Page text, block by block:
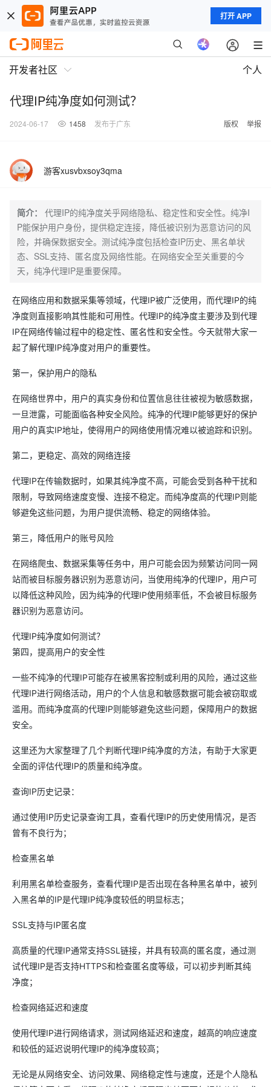
打开 APP
开发者社区 个人
代理IP纯净度如何测试？
2024-06-17 1458 发布于广东 版权 举报
游客xusvbxsoy3qma
简介：
代理IP的纯净度关乎网络隐私、稳定性和安全性。纯净I
P能保护用户身份，提供稳定连接，降低被识别为恶意访问的风
险，并确保数据安全。测试纯净度包括检查IP历史、黑名单状
态、SSL支持、匿名度及网络性能。在网络安全至关重要的今
天，纯净代理IP是重要保障。
在网络应用和数据采集等领域，代理IP被广泛使用，而代理IP的纯
净度则直接影响其性能和可用性。代理IP的纯净度主要涉及到代理
IP在网络传输过程中的稳定性、匿名性和安全性。今天就带大家一
起了解代理IP纯净度对用户的重要性。
第一，保护用户的隐私
在网络世界中，用户的真实身份和位置信息往往被视为敏感数据，
一旦泄露，可能面临各种安全风险。纯净的代理IP能够更好的保护
用户的真实IP地址，使得用户的网络使用情况难以被追踪和识别。
第二，更稳定、高效的网络连接
代理IP在传输数据时，如果其纯净度不高，可能会受到各种干扰和
限制，导致网络速度变慢、连接不稳定。而纯净度高的代理IP则能
够避免这些问题，为用户提供流畅、稳定的网络体验。
第三，降低用户的账号风险
在网络爬虫、数据采集等任务中，用户可能会因为频繁访问同一网
站而被目标服务器识别为恶意访问，当使用纯净的代理IP，用户可
以降低这种风险，因为纯净的代理IP使用频率低，不会被目标服务
器识别为恶意访问。
代理IP纯净度如何测试？
第四，提高用户的安全性
一些不纯净的代理IP可能存在被黑客控制或利用的风险，通过这些
代理IP进行网络活动，用户的个人信息和敏感数据可能会被窃取或
滥用。而纯净度高的代理IP则能够避免这些问题，保障用户的数据
安全。
这里还为大家整理了几个判断代理IP纯净度的方法，有助于大家更
全面的评估代理IP的质量和纯净度。
查询IP历史记录：
通过使用IP历史记录查询工具，查看代理IP的历史使用情况，是否
曾有不良行为；
检查黑名单
利用黑名单检查服务，查看代理IP是否出现在各种黑名单中，被列
入黑名单的IP是代理IP纯净度较低的明显标志；
SSL支持与IP匿名度
高质量的代理IP通常支持SSL链接，并具有较高的匿名度，通过测
试代理IP是否支持HTTPS和检查匿名度等级，可以初步判断其纯
净度；
检查网络延迟和速度
使用代理IP进行网络请求，测试网络延迟和速度，越高的响应速度
和较低的延迟说明代理IP的纯净度较高；
无论是从网络安全、访问效果、网络稳定性与速度，还是个人隐私